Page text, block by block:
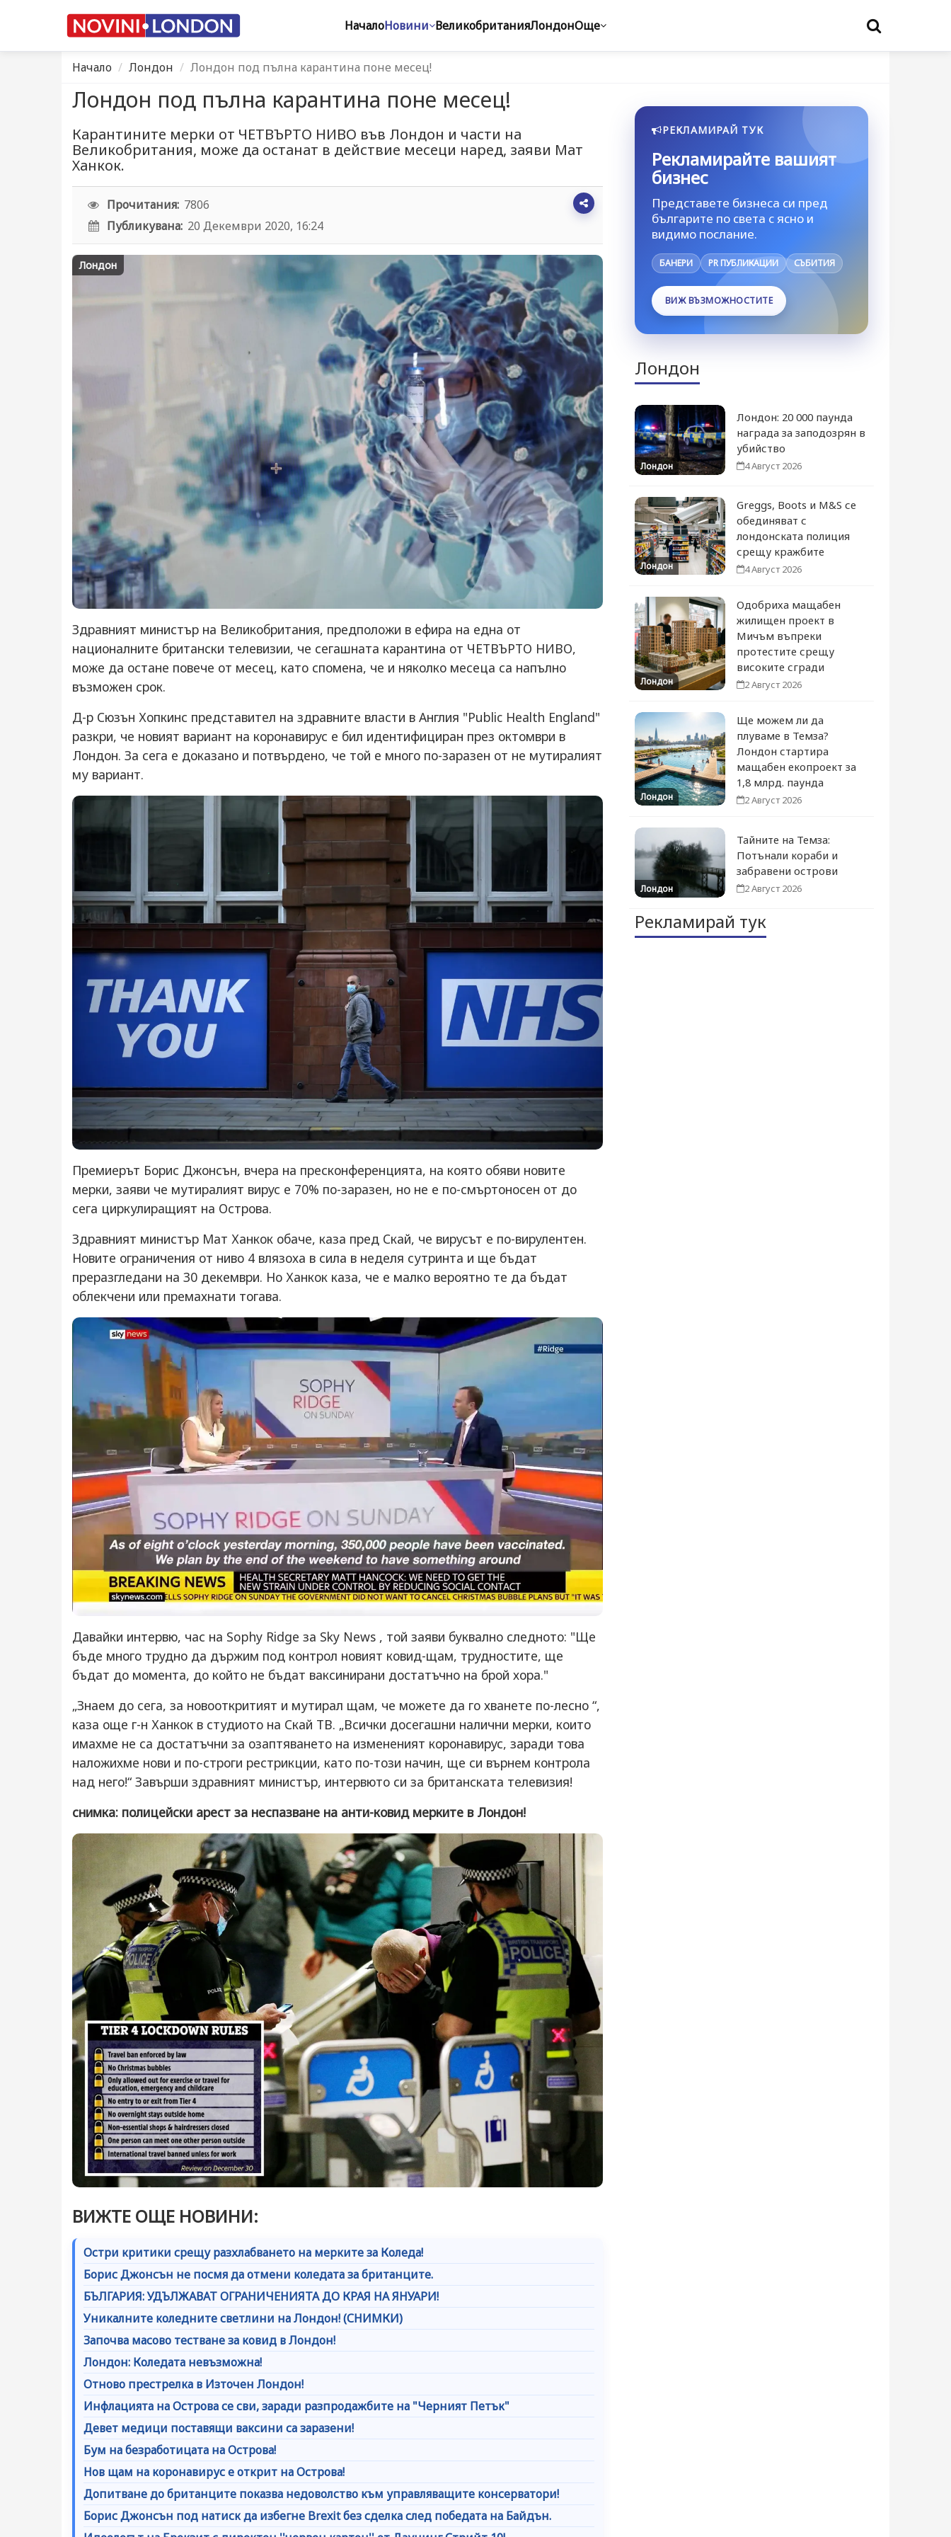
НачалоНовини ВеликобританияЛондонОще
Начало Лондон Лондон под пълна карантина поне месец!
Лондон под пълна карантина поне месец!
Карантините мерки от ЧЕТВЪРТО НИВО във Лондон и части на
Великобритания, може да останат в действие месеци наред, заяви Мат
Ханкок.
Прочитания: 7806
Публикувана: 20 Декември 2020, 16:24
Лондон
Здравният министър на Великобритания, предположи в ефира на една от
националните британски телевизии, че сегашната карантина от ЧЕТВЪРТО НИВО,
може да остане повече от месец, като спомена, че и няколко месеца са напълно
възможен срок.
Д-р Сюзън Хопкинс представител на здравните власти в Англия "Public Health England"
разкри, че новият вариант на коронавирус е бил идентифициран през октомври в
Лондон. За сега е доказано и потвърдено, че той е много по-заразен от не мутиралият
му вариант.
Премиерът Борис Джонсън, вчера на пресконференцията, на която обяви новите
мерки, заяви че мутиралият вирус е 70% по-заразен, но не е по-смъртоносен от до
сега циркулиращият на Острова.
Здравният министър Мат Ханкок обаче, каза пред Скай, че вирусът е по-вирулентен.
Новите ограничения от ниво 4 влязоха в сила в неделя сутринта и ще бъдат
преразгледани на 30 декември. Но Ханкок каза, че е малко вероятно те да бъдат
облекчени или премахнати тогава.
Давайки интервю, час на Sophy Ridge за Sky News , той заяви буквално следното: "Ще
бъде много трудно да държим под контрол новият ковид-щам, трудностите, ще
бъдат до момента, до който не бъдат ваксинирани достатъчно на брой хора."
„Знаем до сега, за новооткритият и мутирал щам, че можете да го хванете по-лесно “,
каза още г-н Ханкок в студиото на Скай ТВ. „Всички досегашни налични мерки, които
имахме не са достатъчни за озаптяването на измененият коронавирус, заради това
наложихме нови и по-строги рестрикции, като по-този начин, ще си върнем контрола
над него!“ Завърши здравният министър, интервюто си за британската телевизия!
снимка: полицейски арест за неспазване на анти-ковид мерките в Лондон!
ВИЖТЕ ОЩЕ НОВИНИ:
Остри критики срещу разхлабването на мерките за Коледа!
Борис Джонсън не посмя да отмени коледата за британците.
БЪЛГАРИЯ: УДЪЛЖАВАТ ОГРАНИЧЕНИЯТА ДО КРАЯ НА ЯНУАРИ!
Уникалните коледните светлини на Лондон! (СНИМКИ)
Започва масово тестване за ковид в Лондон!
Лондон: Коледата невъзможна!
Отново престрелка в Източен Лондон!
Инфлацията на Острова се сви, заради разпродажбите на "Черният Петък"
Девет медици поставящи ваксини са заразени!
Бум на безработицата на Острова!
Нов щам на коронавирус е открит на Острова!
Допитване до британците показва недоволство към управляващите консерватори!
Борис Джонсън под натиск да избегне Brexit без сделка след победата на Байдън.
РЕКЛАМИРАЙ ТУК
Рекламирайте вашият
бизнес
Представете бизнеса си пред
българите по света с ясно и
видимо послание.
БАНЕРИ PR ПУБЛИКАЦИИ СЪБИТИЯ
ВИЖ ВЪЗМОЖНОСТИТЕ
Лондон
Лондон
Лондон: 20 000 паунда
награда за заподозрян в
убийство
4 Август 2026
Лондон
Greggs, Boots и M&S се
обединяват с
лондонската полиция
срещу кражбите
4 Август 2026
Лондон
Одобриха мащабен
жилищен проект в
Мичъм въпреки
протестите срещу
високите сгради
2 Август 2026
Лондон
Ще можем ли да
плуваме в Темза?
Лондон стартира
мащабен екопроект за
1,8 млрд. паунда
2 Август 2026
Лондон
Тайните на Темза:
Потънали кораби и
забравени острови
2 Август 2026
Рекламирай тук